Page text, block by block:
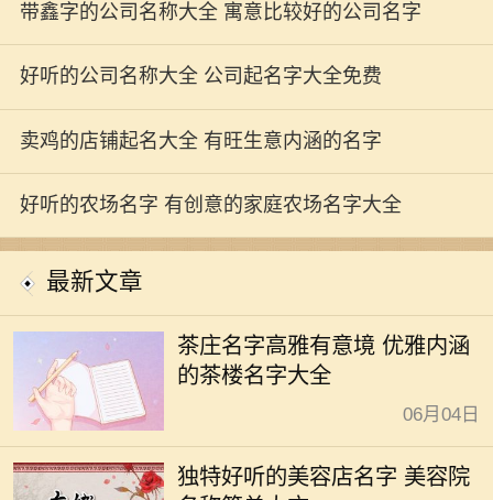
带鑫字的公司名称大全 寓意比较好的公司名字
好听的公司名称大全 公司起名字大全免费
卖鸡的店铺起名大全 有旺生意内涵的名字
好听的农场名字 有创意的家庭农场名字大全
最新文章
茶庄名字高雅有意境 优雅内涵
的茶楼名字大全
06月04日
独特好听的美容店名字 美容院